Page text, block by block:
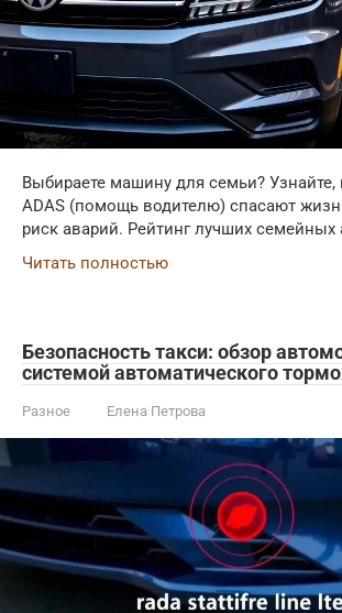
Выбираете машину для семьи? Узнайте,
ADAS (помощь водителю) спасают
риск аварий. Рейтинг лучших семейных
Читать полностью
Безопасность такси: обзор
системой автоматического
Разное Елена Петрова